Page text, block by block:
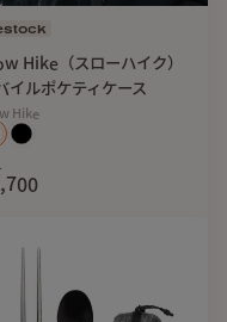
を仕様。超軽量
Hike（スローハイク）
イルポケティケース
Hike